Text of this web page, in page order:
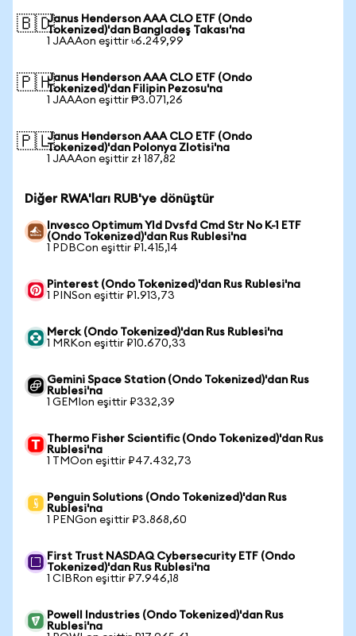
🇧🇩Janus Henderson AAA CLO ETF (Ondo
Tokenized)'dan Bangladeş Takası'na
1 JAAAon eşittir ৳6.249,99
🇵🇭Janus Henderson AAA CLO ETF (Ondo
Tokenized)'dan Filipin Pezosu'na
1 JAAAon eşittir ₱3.071,26
🇵🇱Janus Henderson AAA CLO ETF (Ondo
Tokenized)'dan Polonya Zlotisi'na
1 JAAAon eşittir zł 187,82
Diğer RWA'ları RUB'ye dönüştür
Invesco Optimum Yld Dvsfd Cmd Str No K-1 ETF
(Ondo Tokenized)'dan Rus Rublesi'na
1 PDBCon eşittir ₽1.415,14
Pinterest (Ondo Tokenized)'dan Rus Rublesi'na
1 PINSon eşittir ₽1.913,73
Merck (Ondo Tokenized)'dan Rus Rublesi'na
1 MRKon eşittir ₽10.670,33
Gemini Space Station (Ondo Tokenized)'dan Rus
Rublesi'na
1 GEMIon eşittir ₽332,39
Thermo Fisher Scientific (Ondo Tokenized)'dan Rus
Rublesi'na
1 TMOon eşittir ₽47.432,73
Penguin Solutions (Ondo Tokenized)'dan Rus
Rublesi'na
1 PENGon eşittir ₽3.868,60
First Trust NASDAQ Cybersecurity ETF (Ondo
Tokenized)'dan Rus Rublesi'na
1 CIBRon eşittir ₽7.946,18
Powell Industries (Ondo Tokenized)'dan Rus
Rublesi'na